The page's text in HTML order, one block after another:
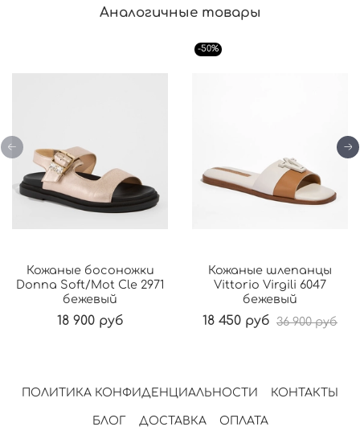
Аналогичные товары
Кожаные босоножки
Donna Soft/Mot Cle 2971
бежевый
18 900 руб
-50%
Кожаные шлепанцы
Vittorio Virgili 6047
бежевый
18 450 руб 36 900 руб
ПОЛИТИКА КОНФИДЕНЦИАЛЬНОСТИ КОНТАКТЫ
БЛОГ ДОСТАВКА ОПЛАТА